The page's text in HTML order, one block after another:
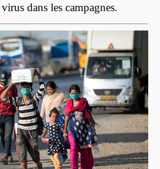
dans les campagnes.